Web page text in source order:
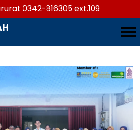
0342-816305 ext.109